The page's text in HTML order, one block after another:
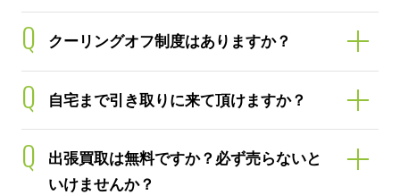
Q クーリングオフ制度はありますか？
Q 自宅まで引き取りに来て頂けますか？
Q
出張買取は無料ですか？必ず売らないと
いけませんか？